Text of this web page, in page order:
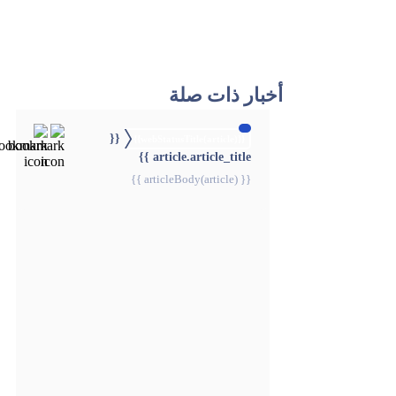
أخبار ذات صلة
{{
article.article_title }}
{{ articleBody(article) }}